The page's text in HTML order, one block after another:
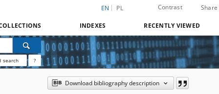
EN PL Contrast Share
INDEXES RECENTLY VIEWED
search ?
Download bibliography description